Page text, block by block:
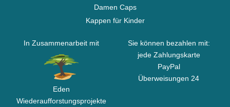
Damen Caps
Kappen für Kinder
In Zusammenarbeit mit
Eden
Wiederaufforstungsprojekte
Sie können bezahlen mit:
jede Zahlungskarte
PayPal
Überweisungen 24